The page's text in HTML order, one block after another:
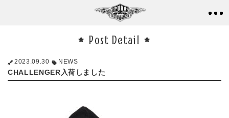
Post Detail
2023.09.30 NEWS
CHALLENGER入荷しました